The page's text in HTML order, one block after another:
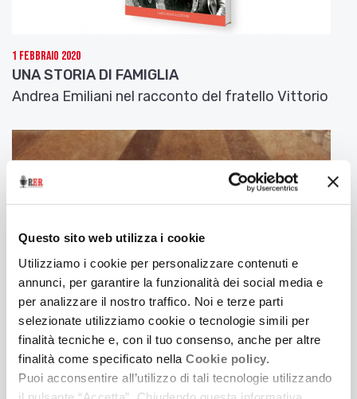
Questo sito web utilizza i cookie
Utilizziamo i cookie per personalizzare contenuti e
annunci, per garantire la funzionalità dei social media e
per analizzare il nostro traffico. Noi e terze parti
selezionate utilizziamo cookie o tecnologie simili per
finalità tecniche e, con il tuo consenso, anche per altre
finalità come specificato nella Cookie policy.
Puoi acconsentire all’utilizzo di tali tecnologie utilizzando
1 Febbraio 2020
UNA STORIA DI FAMIGLIA
Andrea Emiliani nel racconto del fratello Vittorio
L'IBC AD ARTE FIERA 2020
Uno stand e un talk per cogliere aspetti del